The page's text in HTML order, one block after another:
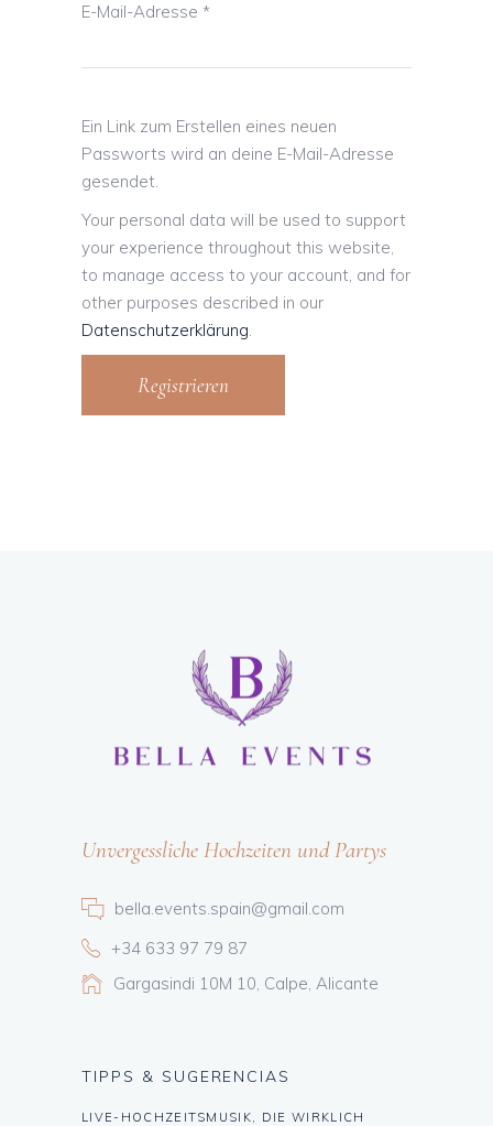
E-Mail-Adresse *
Ein Link zum Erstellen eines neuen
Passworts wird an deine E-Mail-Adresse
gesendet.
Your personal data will be used to support
your experience throughout this website,
to manage access to your account, and for
other purposes described in our
Datenschutzerklärung.
Registrieren
Unvergessliche Hochzeiten und Partys
bella.events.spain@gmail.com
+34 633 97 79 87
Gargasindi 10M 10, Calpe, Alicante
TIPPS & SUGERENCIAS
LIVE-HOCHZEITSMUSIK, DIE WIRKLICH